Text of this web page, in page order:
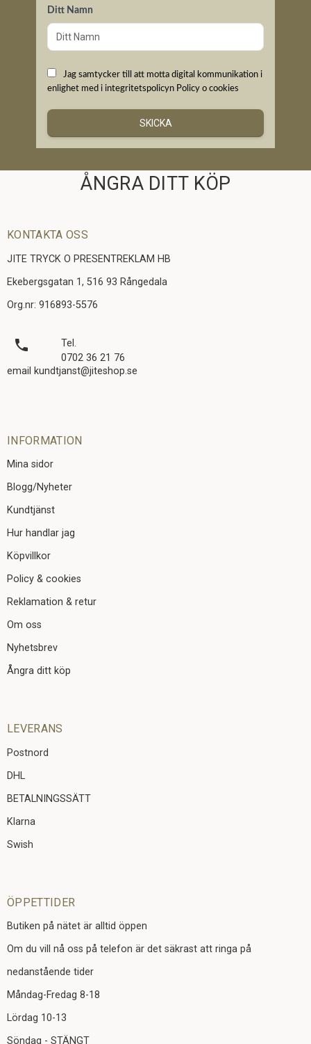
Ditt Namn
Jag samtycker till att motta digital kommunikation i
enlighet med i integritetspolicyn Policy o cookies
SKICKA
ÅNGRA DITT KÖP
KONTAKTA OSS
JITE TRYCK O PRESENTREKLAM HB
Ekebergsgatan 1, 516 93 Rångedala
Org.nr: 916893-5576
local_phone
Tel.
0702 36 21 76
email kundtjanst@jiteshop.se
INFORMATION
Mina sidor
Blogg/Nyheter
Kundtjänst
Hur handlar jag
Köpvillkor
Policy & cookies
Reklamation & retur
Om oss
Nyhetsbrev
Ångra ditt köp
LEVERANS
Postnord
DHL
BETALNINGSSÄTT
Klarna
Swish
ÖPPETTIDER
Butiken på nätet är alltid öppen
Om du vill nå oss på telefon är det säkrast att ringa på
nedanstående tider
Måndag-Fredag 8-18
Lördag 10-13
Söndag - STÄNGT